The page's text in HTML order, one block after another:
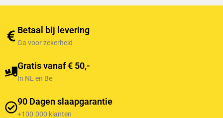
Betaal bij levering
Ga voor zekerheid
Gratis vanaf € 50,-
In NL en Be
90 Dagen slaapgarantie
+100.000 klanten